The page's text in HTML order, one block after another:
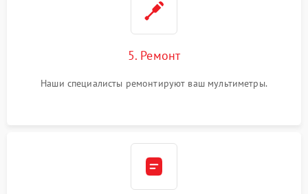
5. Ремонт
Наши специалисты ремонтируют ваш мультиметры.